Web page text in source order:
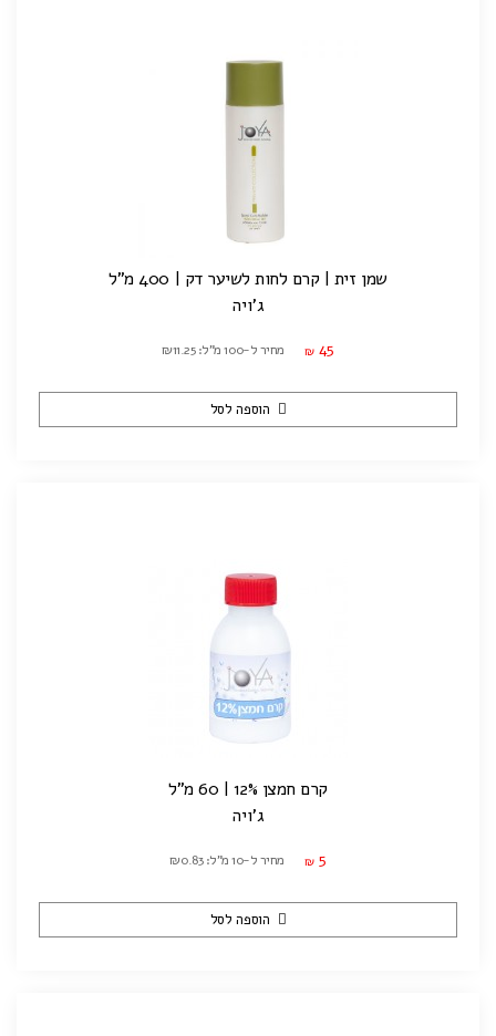
שמן זית | קרם לחות לשיער דק | 400 מ"ל
ג'ויה
₪ 45 מחיר ל-100 מ"ל: ₪11.25
הוספה לסל
קרם חמצן 12% | 60 מ"ל
ג'ויה
₪ 5 מחיר ל-10 מ"ל: ₪0.83
הוספה לסל